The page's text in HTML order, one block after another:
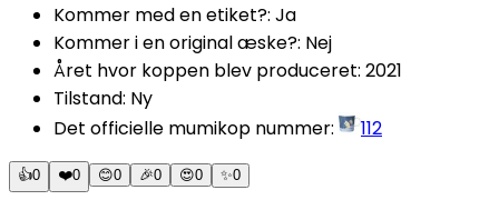
Kommer med en etiket?: Ja
Kommer i en original æske?: Nej
Året hvor koppen blev produceret: 2021
Tilstand: Ny
Det officielle mumikop nummer: 112
👍0 ❤️0 😊0 🎉0 😍0 ✨0